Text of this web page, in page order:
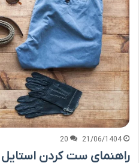
21/06/1404
20
راهنمای ست کردن استایل